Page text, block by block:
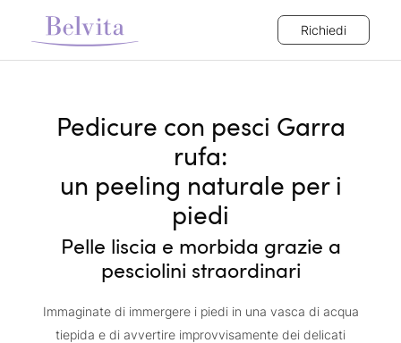
Richiedi
Pedicure con pesci Garra
rufa:
un peeling naturale per i
piedi
Pelle liscia e morbida grazie a
pesciolini straordinari
Immaginate di immergere i piedi in una vasca di acqua
tiepida e di avvertire improvvisamente dei delicati